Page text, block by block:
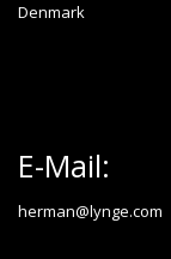
Denmark
E-Mail:
herman@lynge.com